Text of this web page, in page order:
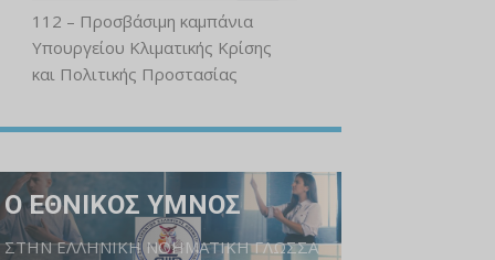
112 – Προσβάσιμη καμπάνια
Υπουργείου Κλιματικής Κρίσης
και Πολιτικής Προστασίας
Ο ΕΘΝΙΚΟΣ ΥΜΝΟΣ
ΣΤΗΝ ΕΛΛΗΝΙΚΗ ΝΟΗΜΑΤΙΚΗ ΓΛΩΣΣΑ